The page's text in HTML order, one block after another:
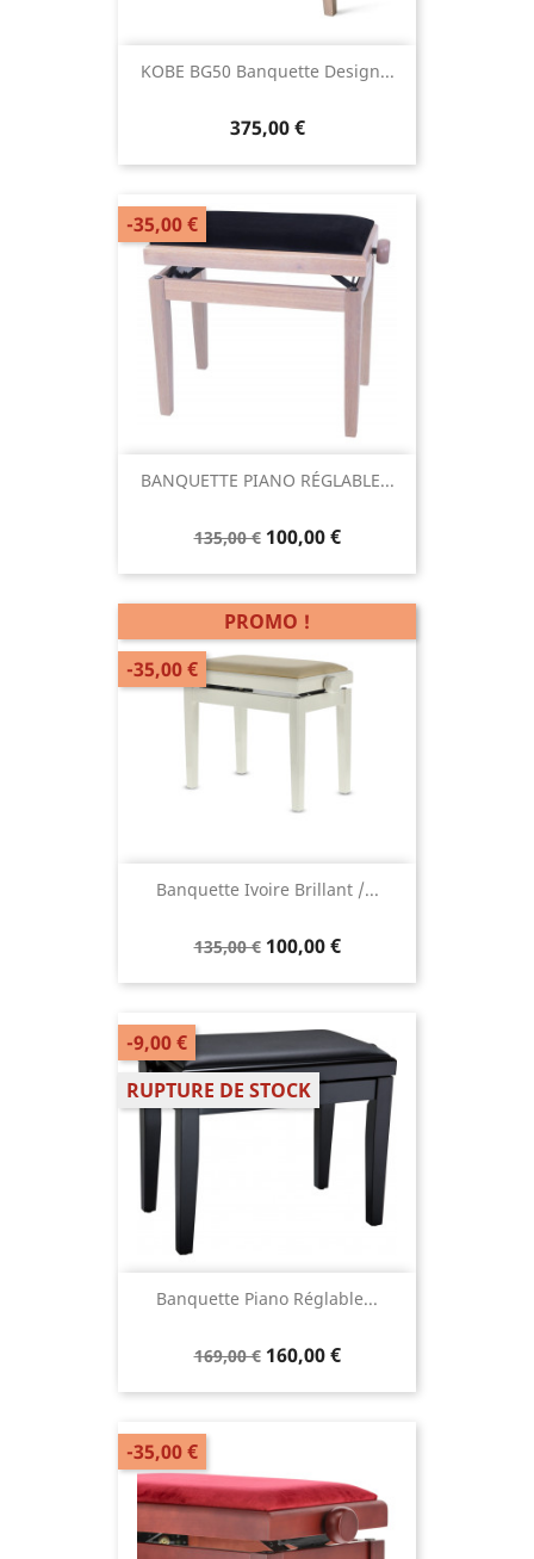
KOBE BG50 Banquette Design...
375,00 €
BANQUETTE PIANO RÉGLABLE...
135,00 € 100,00 €
-35,00 €
Banquette Ivoire Brillant /...
135,00 € 100,00 €
PROMO !
-35,00 €
Banquette Piano Réglable...
169,00 € 160,00 €
-9,00 €
RUPTURE DE STOCK
-35,00 €